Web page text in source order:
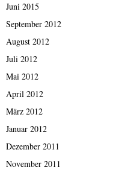
Juni 2015
September 2012
August 2012
Juli 2012
Mai 2012
April 2012
März 2012
Januar 2012
Dezember 2011
November 2011